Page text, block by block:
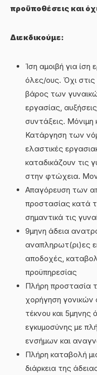
προϋποθέσεις και
Διεκδικούμε:
Ίση αμοιβή για ίση
όλες/ους. Όχι στις
βάρος των
εργασίας,
συντάξεις. Μόνιμη
Κατάργηση των
ελαστικές
καταδικάζουν τις
στην φτώχεια.
Απαγόρευση των
προστασίας κατά
σημαντικά τις
9μηνη άδεια
αναπληρωτ(ρι)ες
αποδοχές,
προϋπηρεσίας
Πλήρη προστασία
χορήγηση γονικών
τέκνου και 5μηνης
εγκυμοσύνης με
ενσήμων και
Πλήρη καταβολή
διάρκεια της